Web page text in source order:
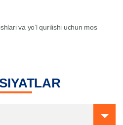
va yo’l qurilishi uchun mos